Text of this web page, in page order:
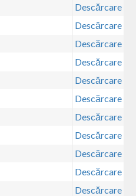
Descărcare
Descărcare
Descărcare
Descărcare
Descărcare
Descărcare
Descărcare
Descărcare
Descărcare
Descărcare
Descărcare